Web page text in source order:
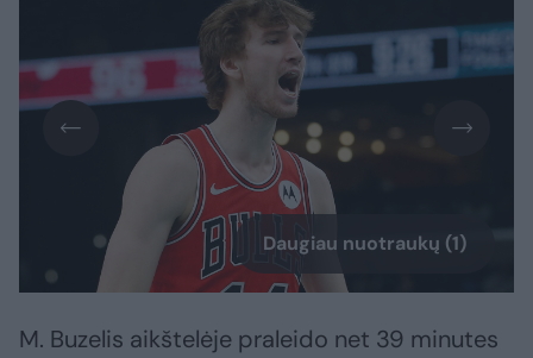
Daugiau nuotraukų (1)
M. Buzelis aikštelėje praleido net 39 minutes